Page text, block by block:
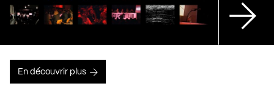
En découvrir plus